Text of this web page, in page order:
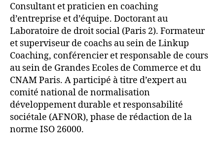
Consultant et praticien en coaching
d’entreprise et d’équipe. Doctorant au
Laboratoire de droit social (Paris 2). Formateur
et superviseur de coachs au sein de Linkup
Coaching, conférencier et responsable de cours
au sein de Grandes Ecoles de Commerce et du
CNAM Paris. A participé à titre d’expert au
comité national de normalisation
développement durable et responsabilité
sociétale (AFNOR), phase de rédaction de la
norme ISO 26000.